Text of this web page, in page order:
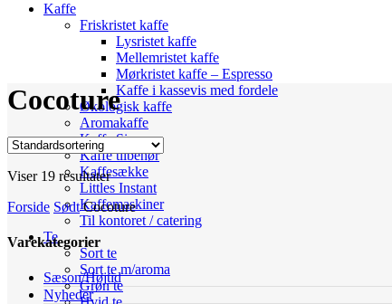
Kaffe
Friskristet kaffe
Lysristet kaffe
Mellemristet kaffe
Mørkristet kaffe – Espresso
Kaffe i kassevis med fordele
Økologisk kaffe
Aromakaffe
Kaffe Sirup
Kaffe tilbehør
Kaffesække
Littles Instant
Kaffemaskiner
Til kontoret / catering
Te
Sort te
Sort te m/aroma
Grøn te
Cocoture
Viser 19 resultater
Forside Sødt Cocoture
Varekategorier
Sæson/Højtid
Nyheder